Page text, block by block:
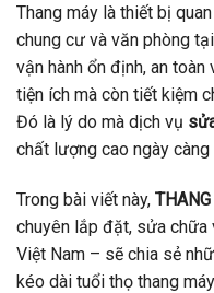
Thang máy là thiết bị
chung cư và văn phòng
vận hành ổn định, an
tiện ích mà còn tiết kiệm
Đó là lý do mà dịch vụ
chất lượng cao ngày
Trong bài viết này,
chuyên lắp đặt, sửa chữa
Việt Nam – sẽ chia sẻ
kéo dài tuổi thọ thang